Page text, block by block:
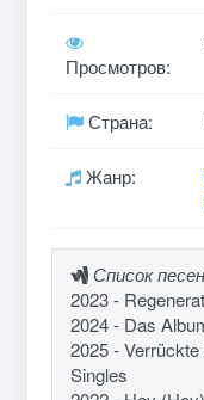
Просмотров:
Страна:
Жанр:
Список
2023 -
2024 - Das
2025 -
Singles